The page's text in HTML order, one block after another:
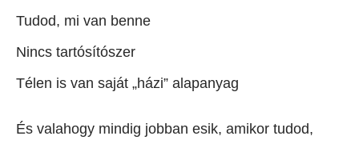
Tudod, mi van benne
Nincs tartósítószer
Télen is van saját „házi” alapanyag
És valahogy mindig jobban esik, amikor tudod,